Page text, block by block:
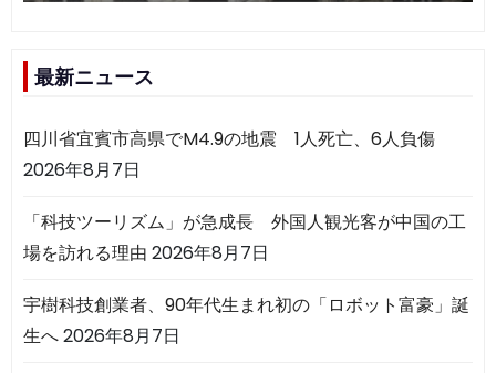
最新ニュース
四川省宜賓市高県でM4.9の地震 1人死亡、6人負傷
2026年8月7日
「科技ツーリズム」が急成長 外国人観光客が中国の工
場を訪れる理由 2026年8月7日
宇樹科技創業者、90年代生まれ初の「ロボット富豪」誕
生へ2026年8月7日